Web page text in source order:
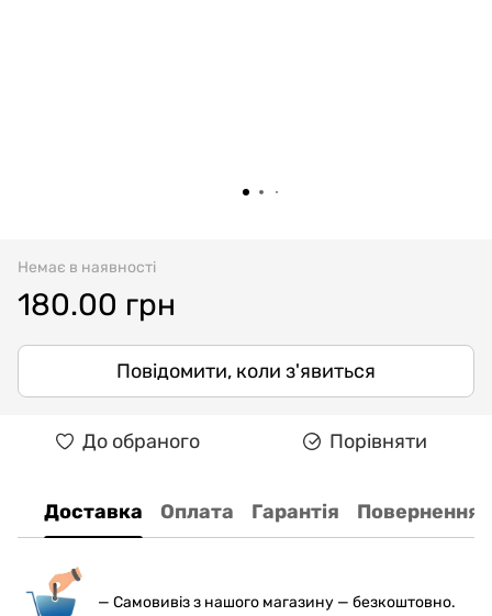
Немає в наявності
180.00 грн
Повідомити, коли з'явиться
До обраного Порівняти
Доставка Оплата Гарантія Повернення
— Самовивіз з нашого магазину — безкоштовно.